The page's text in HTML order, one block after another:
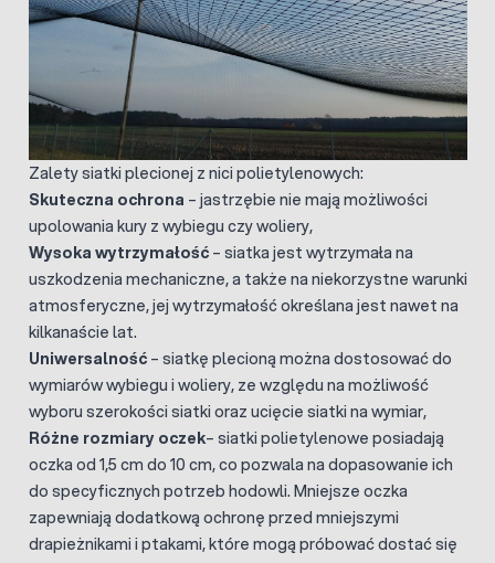
Zalety siatki plecionej z nici polietylenowych:
Skuteczna ochrona – jastrzębie nie mają możliwości
upolowania kury z wybiegu czy woliery,
Wysoka wytrzymałość– siatka jest wytrzymała na
uszkodzenia mechaniczne, a także na niekorzystne warunki
atmosferyczne, jej wytrzymałość określana jest nawet na
kilkanaście lat.
Uniwersalność – siatkę plecioną można dostosować do
wymiarów wybiegu i woliery, ze względu na możliwość
wyboru szerokości siatki oraz ucięcie siatki na wymiar,
Różne rozmiary oczek– siatki polietylenowe posiadają
oczka od 1,5 cm do 10 cm, co pozwala na dopasowanie ich
do specyficznych potrzeb hodowli. Mniejsze oczka
zapewniają dodatkową ochronę przed mniejszymi
drapieżnikami i ptakami, które mogą próbować dostać się